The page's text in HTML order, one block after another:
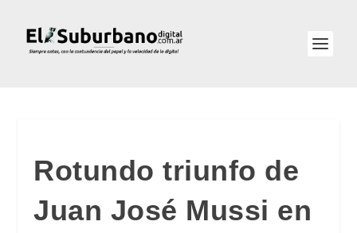
Rotundo triunfo de
Juan José Mussi en